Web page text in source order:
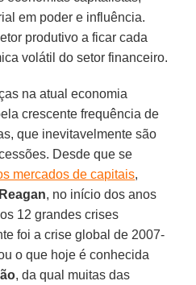
em poder e influência.
produtivo a ficar cada
volátil do setor financeiro.
na atual economia
crescente frequência de
que inevitavelmente são
Desde que se
mercados de capitais,
, no início dos anos
12 grandes crises
foi a crise global de 2007-
o que hoje é conhecida
, da qual muitas das